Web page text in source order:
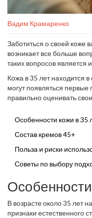
Вадим Крамаренко
Заботиться о своей коже
возникает все больше
таких вопросов является
45+, когда вы находитесь
эффект и не нанесет ли
вдумчивого подхода и
Кожа в 35 лет находится
могут появляться первые
правильно оценивать
умом. Поговорим о том,
практические советы,
Особенности кожи в 35
Состав кремов 45+
Польза и риски
Советы по выбору
В возрасте около 35 лет
признаки естественного